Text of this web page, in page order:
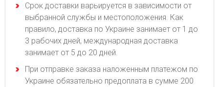
Срок доставки варьируется в зависимости от
выбранной службы и местоположения. Как
правило, доставка по Украине занимает от 1 до
3 рабочих дней, международная доставка
занимает от 5 до 20 дней.
При отправке заказа наложенным платежом по
Украине обязательно предоплата в сумме 200